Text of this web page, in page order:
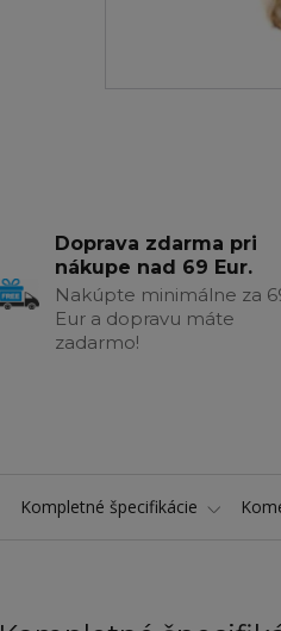
Doprava zdarma pri
nákupe nad 69 Eur.
Nakúpte minimálne za
Eur a dopravu máte
zadarmo!
Kompletné špecifikácie